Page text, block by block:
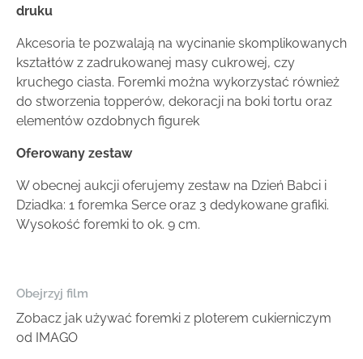
druku
Akcesoria te pozwalają na wycinanie skomplikowanych
kształtów z zadrukowanej masy cukrowej, czy
kruchego ciasta. Foremki można wykorzystać również
do stworzenia topperów, dekoracji na boki tortu oraz
elementów ozdobnych figurek
Oferowany zestaw
W obecnej aukcji oferujemy zestaw na Dzień Babci i
Dziadka: 1 foremka Serce oraz 3 dedykowane grafiki.
Wysokość foremki to ok. 9 cm.
Obejrzyj film
Zobacz jak używać foremki z ploterem cukierniczym
od IMAGO